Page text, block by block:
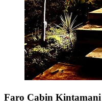
Faro Cabin Kintamani